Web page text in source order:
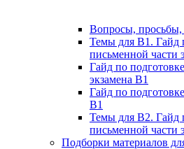
Вопросы, просьбы,
Темы для B1. Гайд
письменной части
Гайд по
экзамена B1
Гайд по
B1
Темы для B2. Гайд
письменной части
Подборки материалов